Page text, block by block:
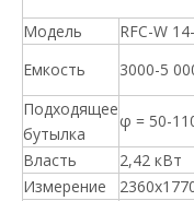
Модель RFC-W
Емкость
3000-5
Подходящее
бутылка
φ = 50-
Власть
2,42 кВт
Измерение